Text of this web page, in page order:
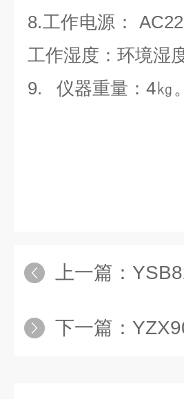
8.工作电源：
工作湿度：环境湿
9. 仪器重量：4㎏。
上一篇：
下一篇：